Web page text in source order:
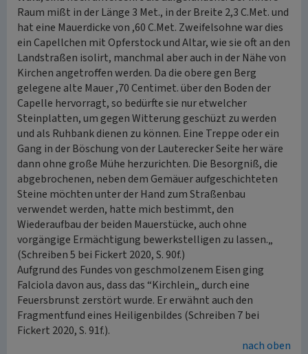
Raum mißt in der Länge 3 Met., in der Breite 2,3 C.Met. und
hat eine Mauerdicke von ,60 C.Met. Zweifelsohne war dies
ein Capellchen mit Opferstock und Altar, wie sie oft an den
Landstraßen isolirt, manchmal aber auch in der Nähe von
Kirchen angetroffen werden. Da die obere gen Berg
gelegene alte Mauer ,70 Centimet. über den Boden der
Capelle hervorragt, so bedürfte sie nur etwelcher
Steinplatten, um gegen Witterung geschüzt zu werden
und als Ruhbank dienen zu können. Eine Treppe oder ein
Gang in der Böschung von der Lauterecker Seite her wäre
dann ohne große Mühe herzurichten. Die Besorgniß, die
abgebrochenen, neben dem Gemäuer aufgeschichteten
Steine möchten unter der Hand zum Straßenbau
verwendet werden, hatte mich bestimmt, den
Wiederaufbau der beiden Mauerstücke, auch ohne
vorgängige Ermächtigung bewerkstelligen zu lassen.„
(Schreiben 5 bei Fickert 2020, S. 90f.)
Aufgrund des Fundes von geschmolzenem Eisen ging
Falciola davon aus, dass das “Kirchlein„ durch eine
Feuersbrunst zerstört wurde. Er erwähnt auch den
Fragmentfund eines Heiligenbildes (Schreiben 7 bei
Fickert 2020, S. 91f.).
nach oben